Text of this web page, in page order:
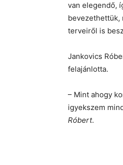
van elegendő,
bevezethettük,
terveiről is
Jankovics
felajánlotta.
– Mint ahogy
igyekszem
Róbert.